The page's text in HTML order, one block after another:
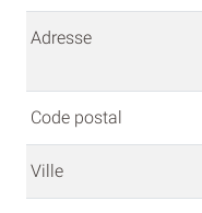
Adresse
Code postal
Ville